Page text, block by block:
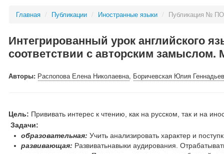
Главная / Публикации / Иностранные языки / Публикация №
Интегрированный урок английского
соответствии с авторским
Авторы: Распопова Елена Николаевна, Боричевская Юлия
Цель: Прививать интерес к чтению, как на русском, так и на
Задачи:
образовательная:Учить анализировать характер и
развивающая: Развиватьнавыки аудирования.